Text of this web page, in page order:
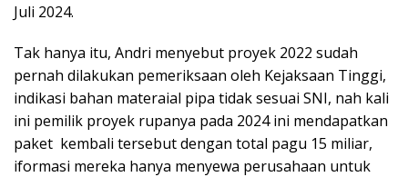
Juli 2024.
Tak hanya itu, Andri menyebut proyek 2022 sudah
pernah dilakukan pemeriksaan oleh Kejaksaan Tinggi,
indikasi bahan materaial pipa tidak sesuai SNI, nah kali
ini pemilik proyek rupanya pada 2024 ini mendapatkan
paket kembali tersebut dengan total pagu 15 miliar,
iformasi mereka hanya menyewa perusahaan untuk